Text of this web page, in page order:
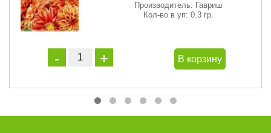
Производитель: Гавриш
Кол-во в уп: 0.3 гр.
В корзину